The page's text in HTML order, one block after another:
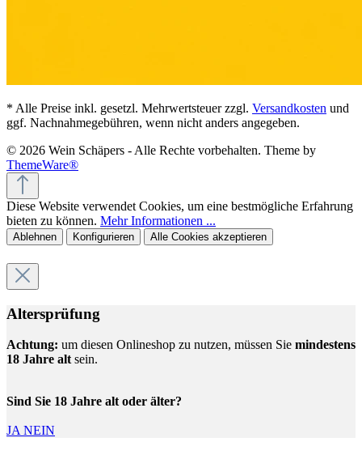
* Alle Preise inkl. gesetzl. Mehrwertsteuer zzgl. Versandkosten und
ggf. Nachnahmegebühren, wenn nicht anders angegeben.
© 2026 Wein Schäpers - Alle Rechte vorbehalten. Theme by
ThemeWare®
Diese Website verwendet Cookies, um eine bestmögliche Erfahrung
bieten zu können. Mehr Informationen ...
Ablehnen Konfigurieren Alle Cookies akzeptieren
Altersprüfung
Achtung: um diesen Onlineshop zu nutzen, müssen Sie mindestens
18 Jahre alt sein.
Sind Sie 18 Jahre alt oder älter?
JA NEIN